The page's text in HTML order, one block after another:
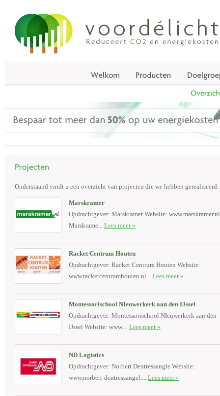
Onderstaand vindt u een overzicht van projecten die we hebben gerealiseerd.
Marskramer
Opdrachtgever: Marskramer Website: www.marskramer.nl
Marskrame... Lees meer »
Racket Centrum Houten
Opdrachtgever: Racket Centrum Houten Website:
www.racketcentrumhouten.nl... Lees meer »
Montessorischool NIeuwerkerk aan den IJssel
Opdrachtgever: Montessorischool NIeuwerkerk aan den
IJssel Website: www.... Lees meer »
ND Logistics
Opdrachtgever: Norbert Dentressangle Website:
www.norbert-dentressangel.... Lees meer »